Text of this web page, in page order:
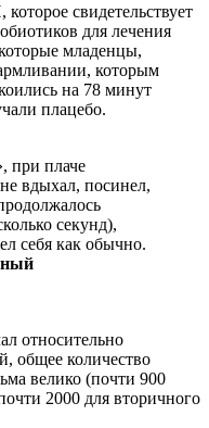
свидетельствует
для лечения
младенцы,
которым
на 78 минут
плацебо.
при плаче
вдыхал, посинел,
секунд),
себя как обычно.
относительно
общее количество
велико (почти 900
2000 для вторичного